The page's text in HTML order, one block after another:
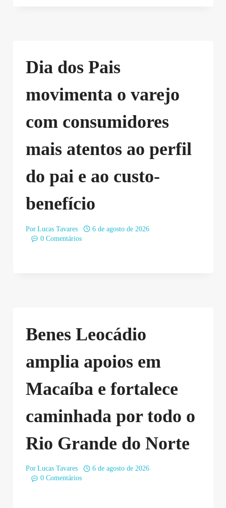
Dia dos Pais
movimenta o varejo
com consumidores
mais atentos ao perfil
do pai e ao custo-
benefício
Por Lucas Tavares
6 de agosto de 2026
0 Comentários
Benes Leocádio
amplia apoios em
Macaíba e fortalece
caminhada por todo o
Rio Grande do Norte
Por Lucas Tavares
6 de agosto de 2026
0 Comentários